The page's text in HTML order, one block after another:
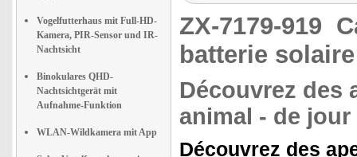
Vogelfutterhaus mit Full-HD-
Kamera, PIR-Sensor und IR-
Nachtsicht
Binokulares QHD-
Nachtsichtgerät mit
Aufnahme-Funktion
WLAN-Wildkamera mit App
ZX-7179-919
batterie solaire
Découvrez des
animal - de
Découvrez des